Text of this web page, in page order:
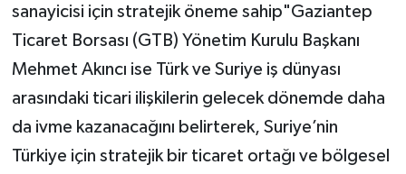
sanayicisi için stratejik öneme sahip"Gaziantep
Ticaret Borsası (GTB) Yönetim Kurulu Başkanı
Mehmet Akıncı ise Türk ve Suriye iş dünyası
arasındaki ticari ilişkilerin gelecek dönemde daha
da ivme kazanacağını belirterek, Suriye’nin
Türkiye için stratejik bir ticaret ortağı ve bölgesel